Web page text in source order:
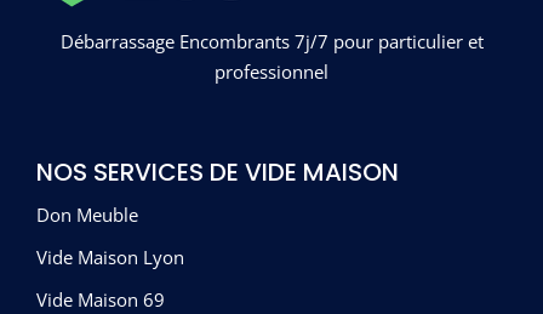
Débarrassage Encombrants 7j/7 pour particulier et
professionnel
NOS SERVICES DE VIDE MAISON
Don Meuble
Vide Maison Lyon
Vide Maison 69